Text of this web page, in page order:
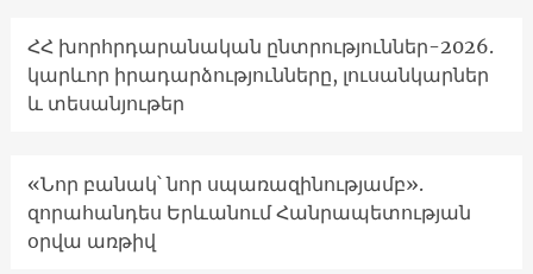
ՀՀ խորհրդարանական ընտրություններ-2026.
կարևոր իրադարձությունները, լուսանկարներ
և տեսանյութեր
«Նոր բանակ՝ նոր սպառազինությամբ».
զորահանդես Երևանում Հանրապետության
օրվա առթիվ